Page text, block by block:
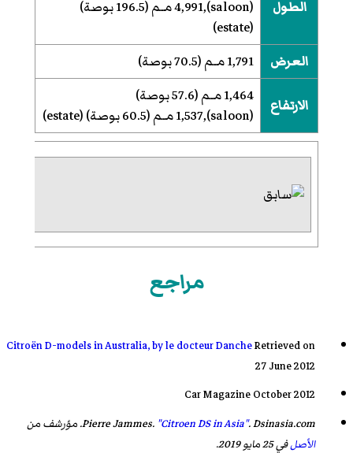
الطول
(saloon),4,991 مـم (196.5 بوصة)
(estate)
العرض
1,791 مـم (70.5 بوصة)
الارتفاع
1,464 مـم (57.6 بوصة)
(saloon),1,537 مـم (60.5 بوصة) (estate)
مراجع
Citroën D-models in Australia, by le docteur DancheRetrieved on
27 June 2012
Car MagazineOctober 2012
Pierre Jammes. "Citroen DS in Asia". Dsinasia.com. مؤرشف من
الأصلفي 25 مايو 2019
.